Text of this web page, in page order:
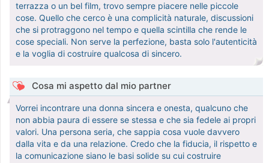
terrazza o un bel film, trovo sempre piacere nelle piccole
cose. Quello che cerco è una complicità naturale, discussioni
che si protraggono nel tempo e quella scintilla che rende le
cose speciali. Non serve la perfezione, basta solo l'autenticità
e la voglia di costruire qualcosa di sincero.
Cosa mi aspetto dal mio partner
Vorrei incontrare una donna sincera e onesta, qualcuno che
non abbia paura di essere se stessa e che sia fedele ai propri
valori. Una persona seria, che sappia cosa vuole davvero
dalla vita e da una relazione. Credo che la fiducia, il rispetto e
la comunicazione siano le basi solide su cui costruire